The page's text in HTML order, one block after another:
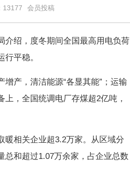
13177 会员投稿
介绍，度冬期间全国最高用电负荷
平稳。
产，清洁能源“各显其能”；运输
，全国统调电厂存煤超2亿吨，
暖相关企业超3.2万家。从区域分
总和超过1.07万余家，占企业总数